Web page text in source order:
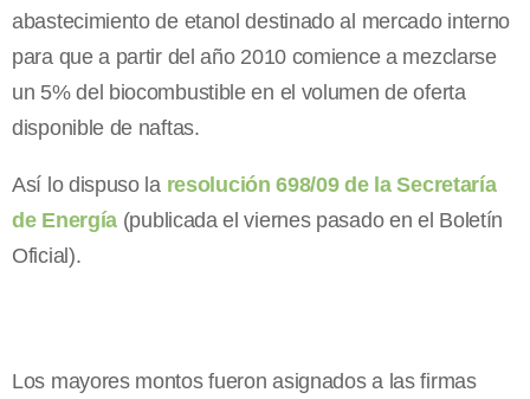
abastecimiento de etanol destinado al mercado interno
para que a partir del año 2010 comience a mezclarse
un 5% del biocombustible en el volumen de oferta
disponible de naftas.
Así lo dispuso la resolución 698/09 de la Secretaría
de Energía (publicada el viernes pasado en el Boletín
Oficial).
Los mayores montos fueron asignados a las firmas